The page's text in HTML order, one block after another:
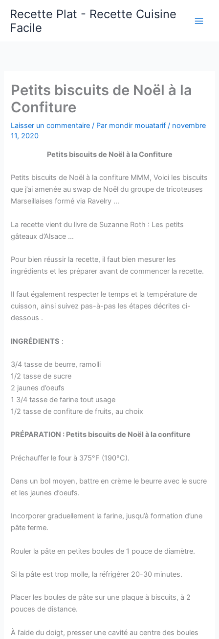
contenu
Recette Plat - Recette Cuisine
Facile
Petits biscuits de Noël à la
Confiture
Laisser un commentaire / Par mondir mouatarif/ novembre
11, 2020
Petits biscuits de Noël à la Confiture
Petits biscuits de Noël à la confiture MMM, Voici les biscuits
que j’ai amenée au swap de Noël du groupe de tricoteuses
Marseillaises formé via Ravelry …
La recette vient du livre de Suzanne Roth : Les petits
gâteaux d’Alsace …
Pour bien réussir la recette, il faut bien mesurer les
ingrédients et les préparer avant de commencer la recette.
Il faut également respecter le temps et la température de
cuisson, ainsi suivez pas-à-pas les étapes décrites ci-
dessous .
INGRÉDIENTS :
3/4 tasse de beurre, ramolli
1/2 tasse de sucre
2 jaunes d’oeufs
1 3/4 tasse de farine tout usage
1/2 tasse de confiture de fruits, au choix
PRÉPARATION : Petits biscuits de Noël à la confiture
Préchauffer le four à 375°F (190°C).
Dans un bol moyen, battre en crème le beurre avec le sucre
et les jaunes d’oeufs.
Incorporer graduellement la farine, jusqu’à formation d’une
pâte ferme.
Rouler la pâte en petites boules de 1 pouce de diamètre.
Si la pâte est trop molle, la réfrigérer 20-30 minutes.
Placer les boules de pâte sur une plaque à biscuits, à 2
pouces de distance.
À l’aide du doigt, presser une cavité au centre des boules